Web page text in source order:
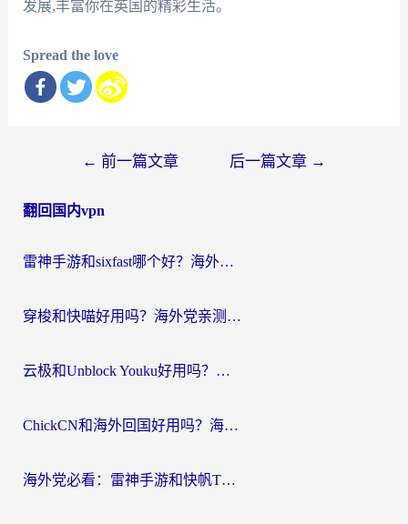
发展,丰富你在英国的精彩生活。
Spread the love
导
← 前一篇文章 后一篇文章 →
翻回国内vpn
雷神手游和sixfast哪个好？海外党亲测3款回国加速器，教你选对不踩坑
穿梭和快喵好用吗？海外党亲测：小众加速器对比+番茄加速器深度体验
云极和Unblock Youku好用吗？海外党亲测+2026回国加速器避坑指南
ChickCN和海外回国好用吗？海外党2026亲测：从手游到影音，选对加速器的3个关键
海外党必看：雷神手游和快帆TV版好用吗？3步选对回国加速器不踩坑